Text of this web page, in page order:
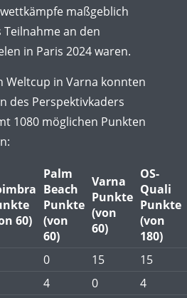
maßgeblich
an den
in Paris 2024 waren.
Weltcup in Varna konnten
des Perspektivkaders
1080 möglichen Punkten
60)
Palm
Beach
Punkte
(von
60)
Varna
Punkte
(von
60)
OS-
Quali
Punkte
(von
180)
0 15
15
4 0
4